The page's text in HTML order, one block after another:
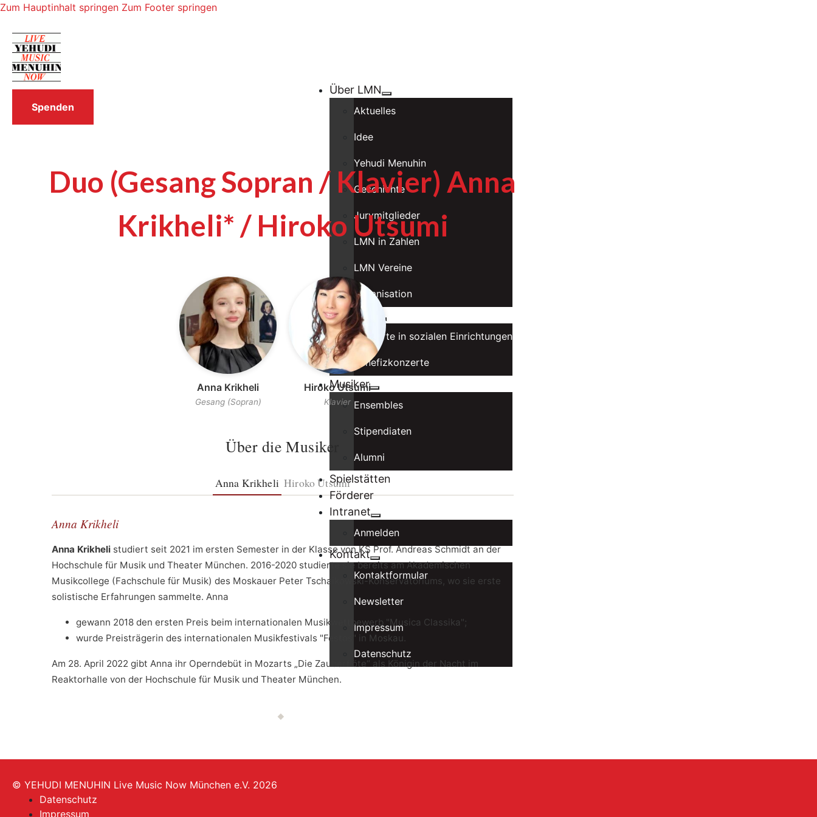
Zum Hauptinhalt springen Zum Footer springen
Über LMN
Aktuelles
Idee
Yehudi Menuhin
Geschichte
Jurymitglieder
LMN in Zahlen
LMN Vereine
Organisation
Konzerte
Konzerte in sozialen Einrichtungen
Benefizkonzerte
Musiker
Ensembles
Stipendiaten
Alumni
Spielstätten
Förderer
Intranet
Anmelden
Kontakt
Kontaktformular
Newsletter
Impressum
Datenschutz
Spenden
Duo (Gesang Sopran / Klavier) Anna
Krikheli* / Hiroko Utsumi
Anna Krikheli
Gesang (Sopran)
Hiroko Utsumi
Klavier
Über die Musiker
Anna Krikheli Hiroko Utsumi
Anna Krikheli
Anna Krikheli studiert seit 2021 im ersten Semester in der Klasse von KS Prof. Andreas Schmidt an der
Hochschule für Musik und Theater München. 2016-2020 studierte sie bereits am Akademischen
Musikcollege (Fachschule für Musik) des Moskauer Peter Tschaikowski-Konservatoriums, wo sie erste
solistische Erfahrungen sammelte. Anna
gewann 2018 den ersten Preis beim internationalen Musikwettbewerb "Musica Classika";
wurde Preisträgerin des internationalen Musikfestivals "Festos" in Moskau.
Am 28. April 2022 gibt Anna ihr Operndebüt in Mozarts „Die Zauberflöte“ als Königin der Nacht im
Reaktorhalle von der Hochschule für Musik und Theater München.
© YEHUDI MENUHIN Live Music Now München e.V. 2026
Datenschutz
Impressum